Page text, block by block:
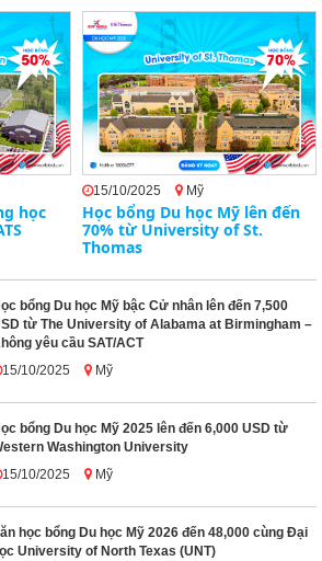
học
15/10/2025 Mỹ
Học bổng Du học Mỹ lên đến
70% từ University of St.
Thomas
bổng Du học Mỹ bậc Cử nhân lên đến 7,500
từ The University of Alabama at Birmingham –
yêu cầu SAT/ACT
15/10/2025
Mỹ
bổng Du học Mỹ 2025 lên đến 6,000 USD từ
Washington University
15/10/2025
Mỹ
học bổng Du học Mỹ 2026 đến 48,000 cùng Đại
University of North Texas (UNT)